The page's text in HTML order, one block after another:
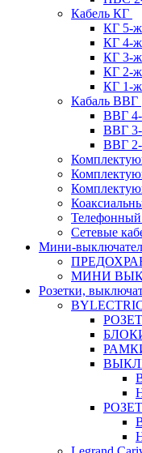
Кабель КГ
КГ 5-
КГ 4-
КГ 3-
КГ 2-
КГ 1-
Кабаль ВВГ
ВВГ
ВВГ
ВВГ
Телефонный
Сетевые
Мини-
МИНИ
Розетки,